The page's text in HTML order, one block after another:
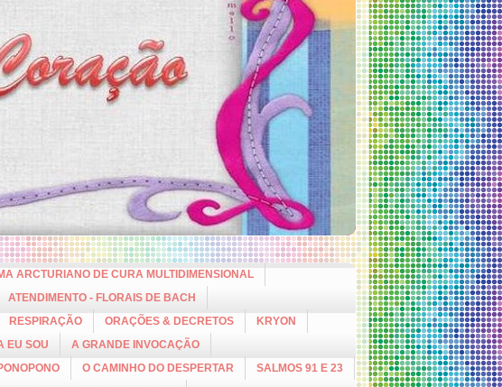
ARCTURIANO DE CURA MULTIDIMENSIONAL
ATENDIMENTO - FLORAIS DE BACH
RESPIRAÇÃO ORAÇÕES & DECRETOS
KRYON
EU SOU
A GRANDE INVOCAÇÃO
O CAMINHO DO DESPERTAR
SALMOS 91 E 23